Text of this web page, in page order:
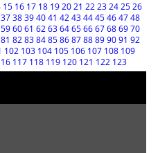
15 16 17 18 192021 2223242526
37 38 39 40 41 42 43 44 45 46 47 48
59 60 61 62 63 64 65 66 67 68 69 70
81 82 83 84 85 86 87 88 89 90 91 92
102 103 104 105 106 107 108 109
117 118 119 120 121 122 123